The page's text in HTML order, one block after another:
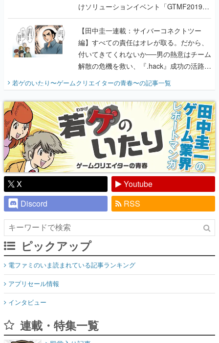
けソリューションイベント「GTMF2019」
に行って、より理解を深めよう【PR】
【田中圭一連載：サイバーコネクトツー
編】すべての責任はオレが取る。だから、
付いてきてくれないか──男の熱意はチーム
解散の危機を救い、『.hack』成功の活路を
『少年ジャンプ』色だった【若ゲのいた
り】
若ゲのいたり〜ゲームクリエイターの青春〜の記事一覧
X
Youtube
Discord
RSS
ピックアップ
電ファミのいま読まれている記事ランキング
アプリセール情報
インタビュー
連載・特集一覧